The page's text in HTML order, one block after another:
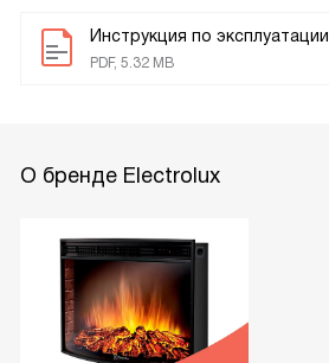
Инструкция по эксплуатации
PDF, 5.32 MB
О бренде Electrolux